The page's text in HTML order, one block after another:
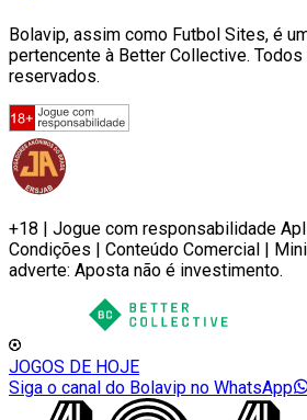
Bolavip, assim como Futbol Sites, é
pertencente à Better Collective.
reservados.
+18 | Jogue com responsabilidade
Condições | Conteúdo Comercial |
adverte: Aposta não é investimento.
JOGOS DE HOJE
Siga o canal do Bolavip no WhatsApp